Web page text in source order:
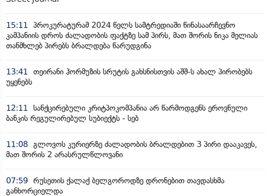
15:11
პროკურატურამ 2024 წელს სამტრედიაში წინასაარჩევნო
კამპანიის დროს ძალადობის ფაქტზე სამ პირს, მათ შორის ნიკა მელიას
თანმხლებ პირებს ბრალდება წარუდგინა
13:41
თეირანი ჰორმუზის სრუტის გახსნისთვის აშშ-ს ახალ პირობებს
უყენებს
12:11
სანქცირებული კრიტპოკომპანია არ წარმოდგენს ეროვნული
ბანკის რეგულირებულ სუბიექტს - სებ
11:08 გლოვოს კურიერზე ძალადობის ბრალდებით 3 პირი დააკავეს,
მათ შორის 2 არასრულწლოვანი
07:59 რუსეთის ქალაქ ბელგოროდზე დრონებით თავდასხმა
განხორციელდა